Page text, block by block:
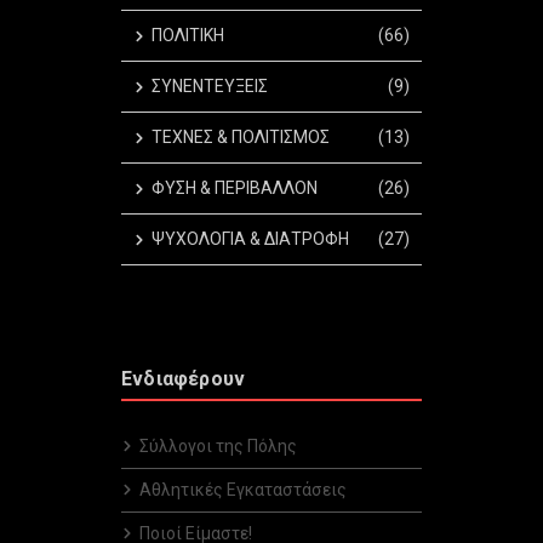
ΠΟΛΙΤΙΚΗ (66)
ΣΥΝΕΝΤΕΥΞΕΙΣ (9)
ΤΕΧΝΕΣ & ΠΟΛΙΤΙΣΜΟΣ (13)
ΦΥΣΗ & ΠΕΡΙΒΑΛΛΟΝ (26)
ΨΥΧΟΛΟΓΙΑ & ΔΙΑΤΡΟΦΗ (27)
Ενδιαφέρουν
Σύλλογοι της Πόλης
Αθλητικές Εγκαταστάσεις
Ποιοί Είμαστε!